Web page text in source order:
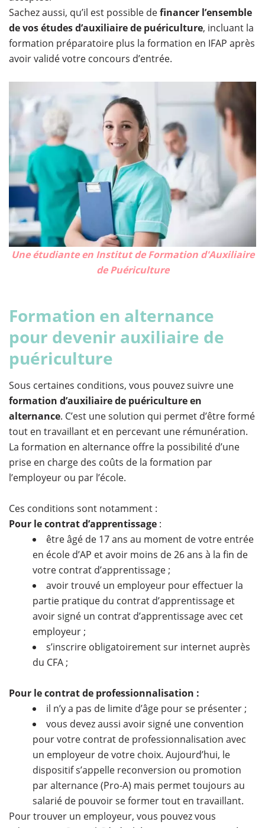
Sachez aussi, qu’il est possible definancer l’ensemble
de vos études d’auxiliaire de puériculture, incluant la
formation préparatoire plus la formation en IFAP après
avoir validé votre concours d’entrée.
Une étudiante en Institut de Formation d'Auxiliaire
de Puériculture
Formation en alternance
pour devenir auxiliaire de
puériculture
Sous certaines conditions, vous pouvez suivre une
formation d’auxiliaire de puériculture en
alternance. C’est une solution qui permet d’être formé
tout en travaillant et en percevant une rémunération.
La formation en alternance offre la possibilité d’une
prise en charge des coûts de la formation par
l’employeur ou par l’école.
Ces conditions sont notamment :
Pour le contrat d’apprentissage :
être âgé de 17 ans au moment de votre entrée
en école d’AP et avoir moins de 26 ans à la fin de
votre contrat d’apprentissage ;
avoir trouvé un employeur pour effectuer la
partie pratique du contrat d’apprentissage et
avoir signé un contrat d’apprentissage avec cet
employeur ;
s’inscrire obligatoirement sur internet auprès
du CFA ;
Pour le contrat de professionnalisation :
il n’y a pas de limite d’âge pour se présenter ;
vous devez aussi avoir signé une convention
pour votre contrat de professionnalisation avec
un employeur de votre choix. Aujourd’hui, le
dispositif s’appelle reconversion ou promotion
par alternance (Pro-A) mais permet toujours au
salarié de pouvoir se former tout en travaillant.
Pour trouver un employeur, vous pouvez vous